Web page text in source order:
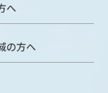
教職
へ
の方へ